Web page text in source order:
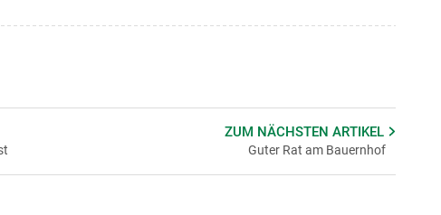
ZUM NÄCHSTENARTIKEL
Guter Rat am Bauernhof